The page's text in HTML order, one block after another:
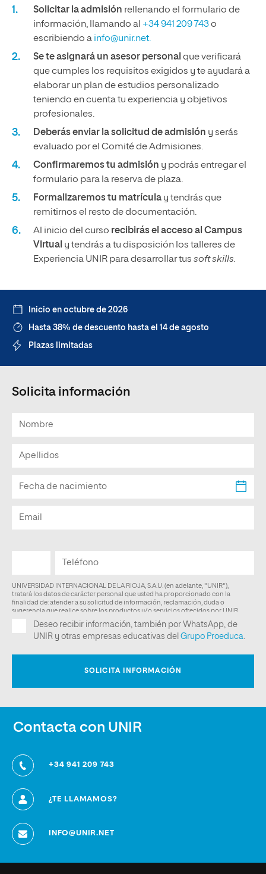
Solicitar la admisión rellenando el formulario de
información, llamando al +34 941 209 743o
escribiendo a info@unir.net.
Se te asignará un asesor personal que verificará
que cumples los requisitos exigidos y te ayudará a
elaborar un plan de estudios personalizado
teniendo en cuenta tu experiencia y objetivos
profesionales.
Deberás enviar la solicitud de admisión y serás
evaluado por el Comité de Admisiones.
Confirmaremos tu admisión y podrás entregar el
formulario para la reserva de plaza.
Formalizaremos tu matrícula y tendrás que
remitirnos el resto de documentación.
Al inicio del curso recibirás el acceso al Campus
Virtual y tendrás a tu disposición los talleres de
Experiencia UNIR para desarrollar tus soft skills.
Inicio en octubre de 2026
Hasta 38% de descuento hasta el 14 de agosto
Plazas limitadas
Solicita información
Contacta con UNIR
+34 941 209 743
¿TE LLAMAMOS?
INFO@UNIR.NET